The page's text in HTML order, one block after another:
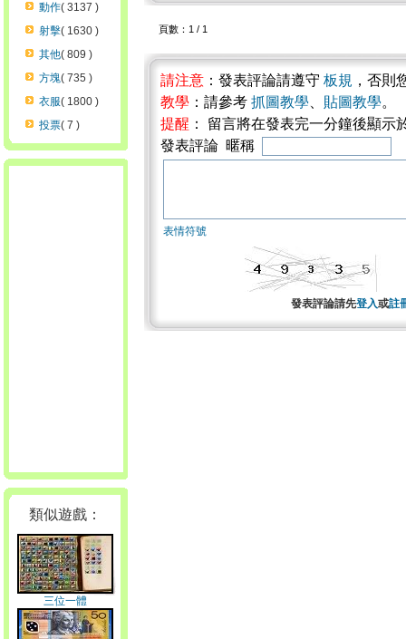
動作( 3137 )
射擊( 1630 )
其他( 809 )
方塊( 735 )
衣服( 1800 )
投票( 7 )
類似遊戲：
三位一體
頁數：1 / 1
請注意 ：發表評論請遵守 板規 ，否則
教學 ：請參考 抓圖教學 貼圖教學。
提醒 ： 留言將在發表完一分鐘後顯
發表評論 暱稱
表情符號
發表評論請先登入或註